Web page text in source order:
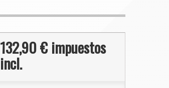
132,90 €impuestos
incl.